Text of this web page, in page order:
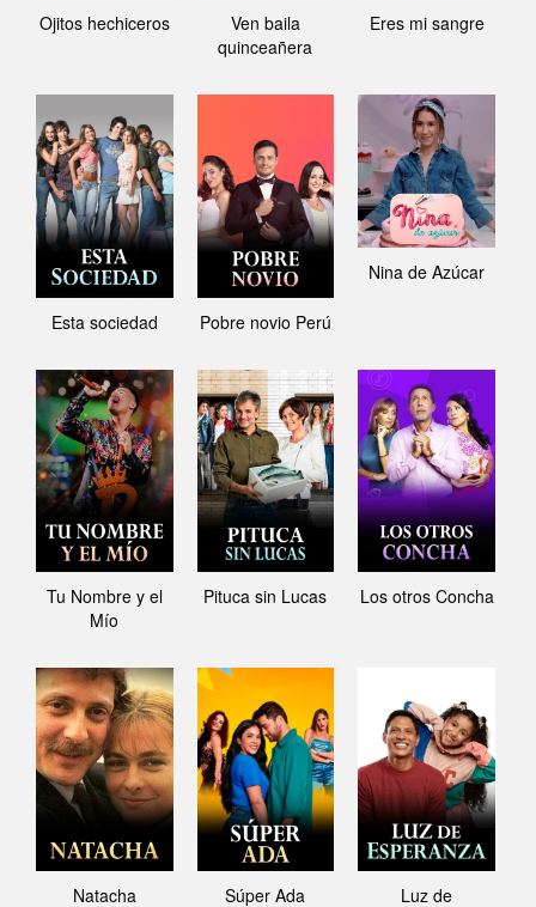
Ojitos hechiceros
Ven baila
quinceañera
Eres mi sangre
Esta sociedad Pobre novio Perú
Nina de Azúcar
Tu Nombre y el
Mío
Pituca sin Lucas Los otros Concha
Natacha Súper Ada
Luz de